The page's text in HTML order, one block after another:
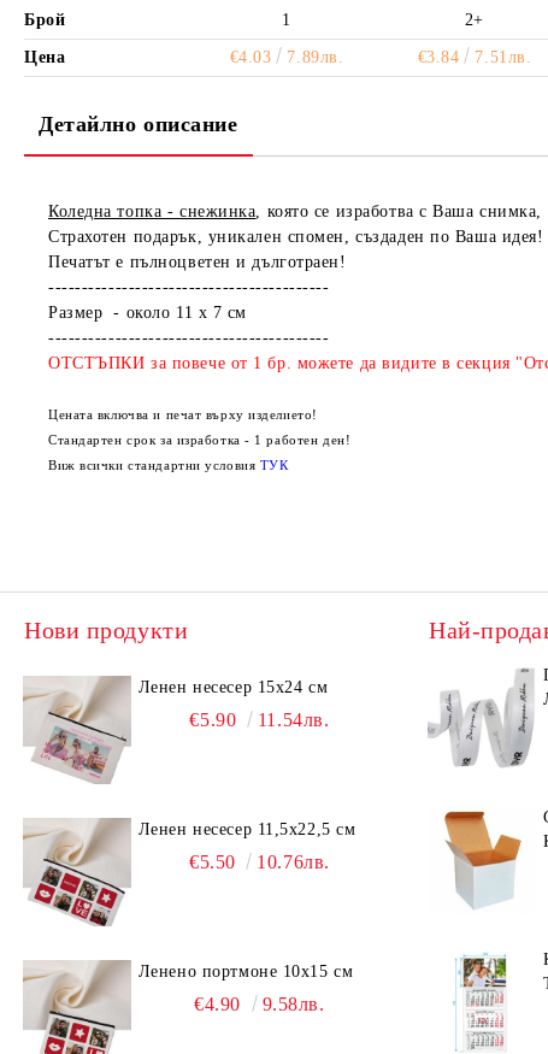
Брой 1 2+
Цена €4.03 7.89лв. €3.84 7.51лв.
Детайлно описание
Коледна топка - снежинка, която се изработва с Ваша
Страхотен подарък, уникален спомен, създаден по Ваша идея!
Печатът е пълноцветен и дълготраен!
------------------------------------------
Размер - около 11 х 7 см
------------------------------------------
ОТСТЪПКИ за повече от 1 бр. можете да видите в секция
Цената включва и печат върху изделието!
Стандартен срок за изработка - 1 работен ден!
Виж всички стандартни условия ТУК
Нови продукти
Ленен несесер 15х24 см
€5.90 11.54лв.
Ленен несесер 11,5х22,5 см
€5.50 10.76лв.
Ленено портмоне 10х15 см
€4.90 9.58лв.
Най-